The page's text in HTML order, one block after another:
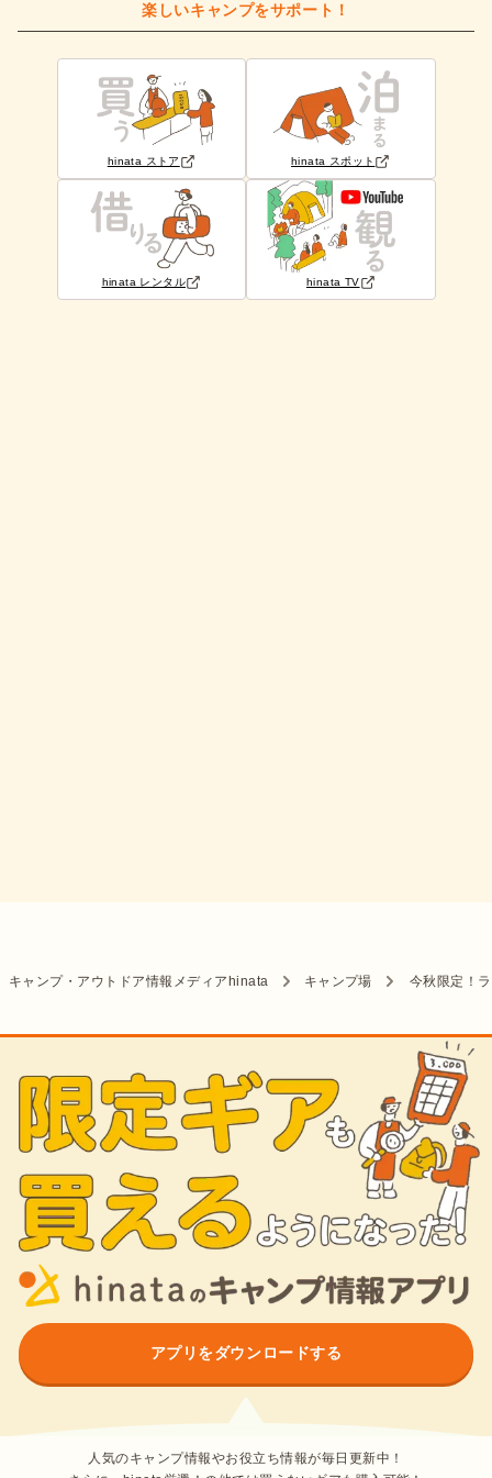
楽しいキャンプをサポート！
hinata ストア hinata スポット
hinata レンタル hinata TV
キャンプ・アウトドア情報メディアhinata キャンプ場 今秋限定！
アプリをダウンロードする
人気のキャンプ情報やお役立ち情報が毎日更新中！